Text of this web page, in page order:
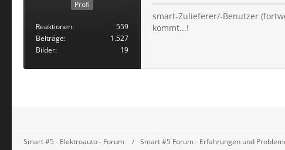
Profi
Reaktionen
559
Beiträge
1.527
Bilder
19
smart-Zulieferer/-Benutzer
kommt...!
Smart #5 - Elektroauto - Forum Smart #5 Forum - Erfahrungen und